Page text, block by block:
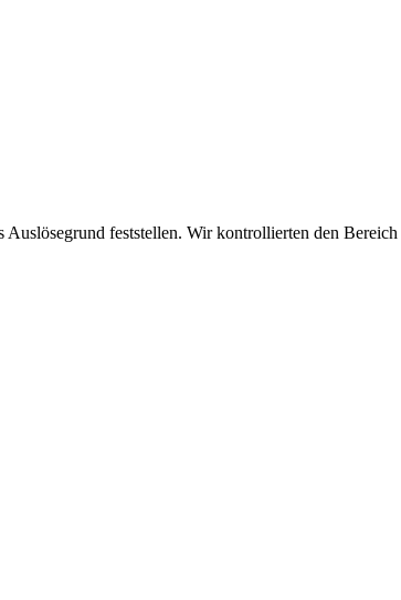
feststellen. Wir kontrollierten den